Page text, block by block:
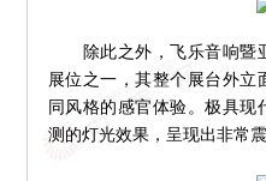
除此之外，飞乐音响暨
展位之一，其整个展台外立
同风格的感官体验。极具现
测的灯光效果，呈现出非常